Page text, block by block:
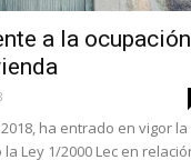
a la ocupación
ha entrado en vigor la
Ley 1/2000 Lec en